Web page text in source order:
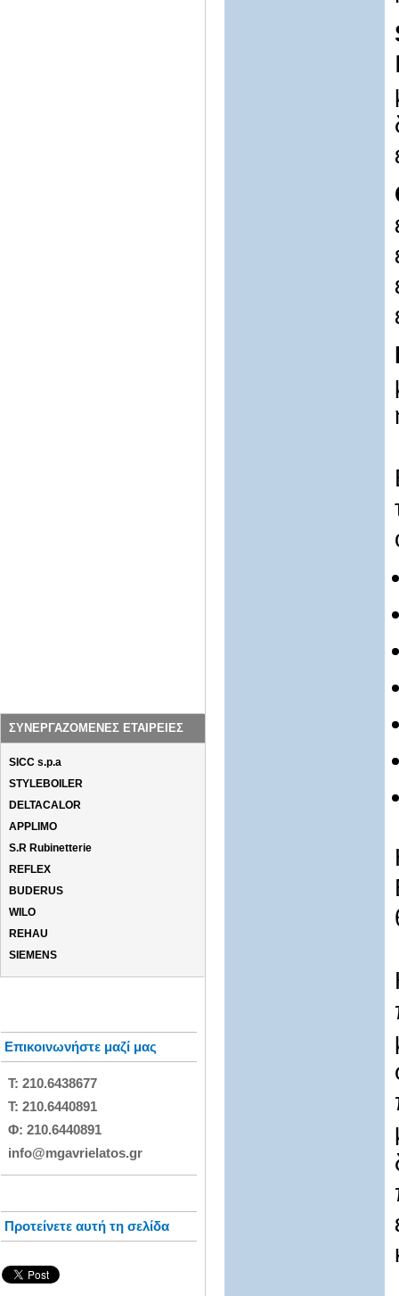
ΣΥΝΕΡΓΑΖΟΜΕΝΕΣ ΕΤΑΙΡΕΙΕΣ
SICC s.p.a
STYLEBOILER
DELTACALOR
APPLIMO
S.R Rubinetterie
REFLEX
BUDERUS
WILO
REHAU
SIEMENS
Επικοινωνήστε μαζί μας
Τ: 210.6438677
Τ: 210.6440891
Φ: 210.6440891
info@mgavrielatos.gr
Προτείνετε αυτή τη σελίδα